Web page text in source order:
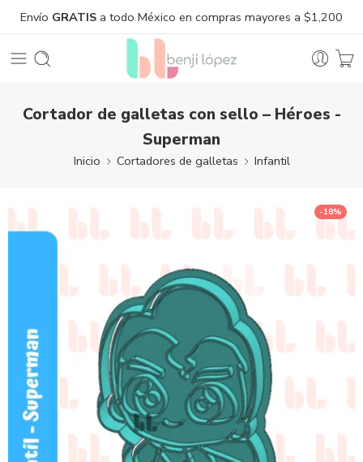
Envío GRATIS a todo México en compras mayores a $1,200
Cortador de galletas con sello – Héroes -
Superman
Inicio Cortadores de galletas Infantil
-18%